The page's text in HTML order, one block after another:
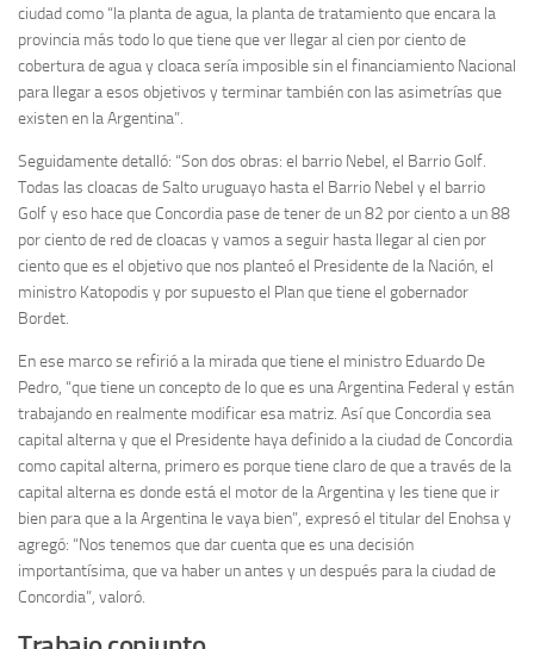
ciudad como “la planta de agua, la planta de tratamiento que encara la
provincia más todo lo que tiene que ver llegar al cien por ciento de
cobertura de agua y cloaca sería imposible sin el financiamiento Nacional
para llegar a esos objetivos y terminar también con las asimetrías que
existen en la Argentina”.
Seguidamente detalló: “Son dos obras: el barrio Nebel, el Barrio Golf.
Todas las cloacas de Salto uruguayo hasta el Barrio Nebel y el barrio
Golf y eso hace que Concordia pase de tener de un 82 por ciento a un 88
por ciento de red de cloacas y vamos a seguir hasta llegar al cien por
ciento que es el objetivo que nos planteó el Presidente de la Nación, el
ministro Katopodis y por supuesto el Plan que tiene el gobernador
Bordet.
En ese marco se refirió a la mirada que tiene el ministro Eduardo De
Pedro, “que tiene un concepto de lo que es una Argentina Federal y están
trabajando en realmente modificar esa matriz. Así que Concordia sea
capital alterna y que el Presidente haya definido a la ciudad de Concordia
como capital alterna, primero es porque tiene claro de que a través de la
capital alterna es donde está el motor de la Argentina y les tiene que ir
bien para que a la Argentina le vaya bien”, expresó el titular del Enohsa y
agregó: “Nos tenemos que dar cuenta que es una decisión
importantísima, que va haber un antes y un después para la ciudad de
Concordia”, valoró.